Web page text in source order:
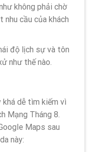
không phải chờ
nhu cầu của khách
độ lịch sự và tôn
như thế nào.
khá dễ tìm kiếm vì
Mạng Tháng 8.
Maps sau
này: